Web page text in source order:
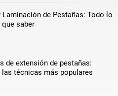
Laminación de Pestañas: Todo lo
que saber
de extensión de pestañas:
las técnicas más populares